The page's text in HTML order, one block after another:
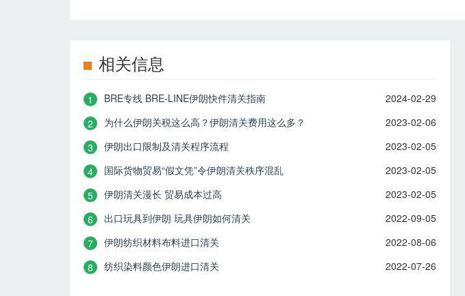
相关信息
1 BRE专线 BRE-LINE伊朗快件清关指南
2024-02-29
2
为什么伊朗关税这么高？伊朗清关费用这么多？
2023-02-06
3
伊朗出口限制及清关程序流程
2023-02-05
4
国际货物贸易“假文凭”令伊朗清关秩序混乱
2023-02-05
5
伊朗清关漫长 贸易成本过高
2023-02-05
6
出口玩具到伊朗 玩具伊朗如何清关
2022-09-05
7
伊朗纺织材料布料进口清关
2022-08-06
8
纺织染料颜色伊朗进口清关 2022-07-26